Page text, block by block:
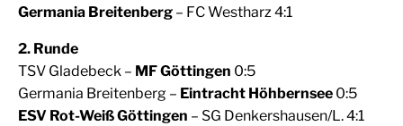
Germania Breitenberg – FC Westharz 4:1
2. Runde
TSV Gladebeck – MF Göttingen 0:5
Germania Breitenberg – Eintracht Höhbernsee 0:5
ESV Rot-Weiß Göttingen – SG Denkershausen/L. 4:1